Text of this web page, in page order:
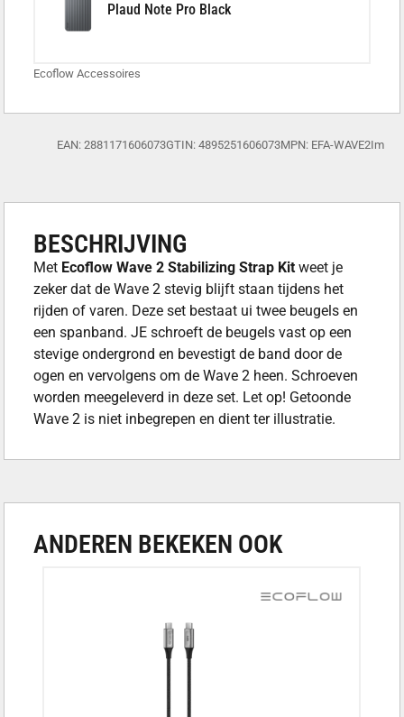
Plaud Note Pro Black
Ecoflow Accessoires
EAN: 2881171606073GTIN: 4895251606073MPN: EFA-WAVE2Im
BESCHRIJVING
Met Ecoflow Wave 2 Stabilizing Strap Kit weet je
zeker dat de Wave 2 stevig blijft staan tijdens het
rijden of varen. Deze set bestaat ui twee beugels en
een spanband. JE schroeft de beugels vast op een
stevige ondergrond en bevestigt de band door de
ogen en vervolgens om de Wave 2 heen. Schroeven
worden meegeleverd in deze set. Let op! Getoonde
Wave 2 is niet inbegrepen en dient ter illustratie.
ANDEREN BEKEKEN OOK